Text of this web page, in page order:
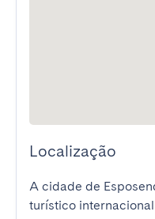
Localização
A cidade de
turístico